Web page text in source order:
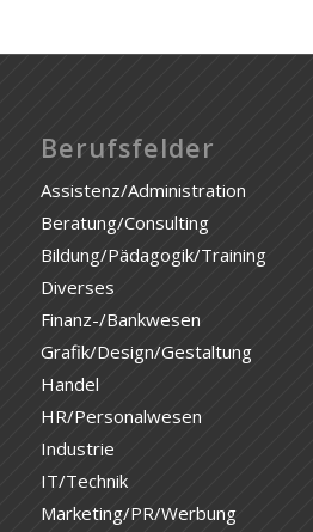
Berufsfelder
Assistenz/Administration
Beratung/Consulting
Bildung/Pädagogik/Training
Diverses
Finanz-/Bankwesen
Grafik/Design/Gestaltung
Handel
HR/Personalwesen
Industrie
IT/Technik
Marketing/PR/Werbung